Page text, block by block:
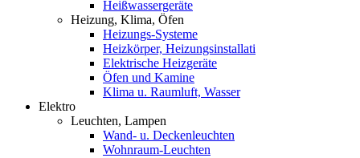
Heißwassergeräte
Heizung, Klima, Öfen
Heizungs-Systeme
Heizkörper, Heizungsinstallati
Elektrische Heizgeräte
Öfen und Kamine
Klima u. Raumluft, Wasser
Elektro
Leuchten, Lampen
Wand- u. Deckenleuchten
Wohnraum-Leuchten